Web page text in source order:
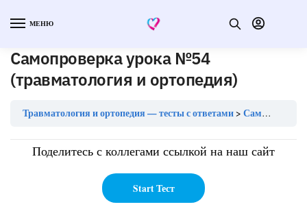
МЕНЮ
Самопроверка урока №54
(травматология и ортопедия)
Травматология и ортопедия — тесты с ответами Самопроверка урока №54 (травматология и ортопедия)
Поделитесь с коллегами ссылкой на наш сайт